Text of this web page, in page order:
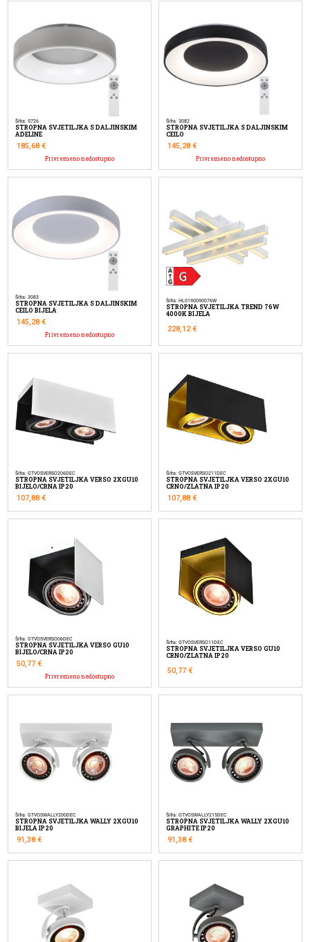
Šifra: 5726
STROPNA SVJETILJKA S DALJINSKIM
ADELINE
185,68 €
Privremeno nedostupno
Šifra: 3082
STROPNA SVJETILJKA S DALJINSKIM
CEILO
145,28 €
Privremeno nedostupno
Šifra: 3083
STROPNA SVJETILJKA S DALJINSKIM
CEILO BIJELA
145,28 €
Privremeno nedostupno
Šifra: HL0190090076W
STROPNA SVJETILJKA TREND 76W
4000K BIJELA
228,12€
Šifra: GTVOSVERSO206DEC
STROPNA SVJETILJKA VERSO 2XGU10
BIJELO/CRNA IP20
107,88 €
Šifra: GTVOSVERSO211DEC
STROPNA SVJETILJKA VERSO 2XGU10
CRNO/ZLATNA IP20
107,88 €
Šifra: GTVOSVERSO06DEC
STROPNA SVJETILJKA VERSO GU10
BIJELO/CRNA IP20
50,77 €
Privremeno nedostupno
Šifra: GTVOSVERSO11DEC
STROPNA SVJETILJKA VERSO GU10
CRNO/ZLATNA IP20
50,77 €
Šifra: GTVOSWALLY200DEC
STROPNA SVJETILJKA WALLY 2XGU10
BIJELA IP20
91,38 €
Šifra: GTVOSWALLY215DEC
STROPNA SVJETILJKA WALLY 2XGU10
GRAPHITE IP20
91,38 €